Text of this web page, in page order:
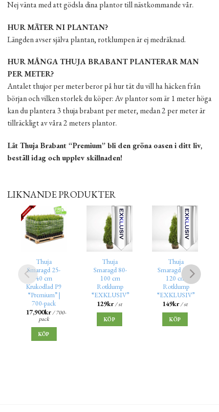
Nej vänta med att gödsla dina plantor till nästkommande vår.
HUR MÄTER NI PLANTAN?
Längden avser själva plantan, rotklumpen är ej medräknad.
HUR MÅNGA THUJA BRABANT PLANTERAR MAN
PER METER?
Antalet thujor per meter beror på hur tät du vill ha häcken från
början och vilken storlek du köper: Av plantor som är 1 meter höga
kan du plantera 3 thuja brabant per meter, medan 2 per meter är
tillräckligt av våra 2 meters plantor.
Låt Thuja Brabant “Premium” bli den gröna oasen i ditt liv,
beställ idag och upplev skillnaden!
LIKNANDE PRODUKTER
Thuja
Smaragd 25-
40 cm
Krukodlad P9
“Premium” |
700-pack
17,900kr/ 700-
pack
KÖP
Thuja
Smaragd 80-
100 cm
Rotklump
“EXKLUSIV”
129kr/ st
KÖP
Thuja
Smaragd 100-
120 cm
Rotklump
“EXKLUSIV”
149kr/ st
KÖP